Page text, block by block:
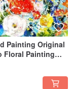
Painting Original
Floral Painting
in